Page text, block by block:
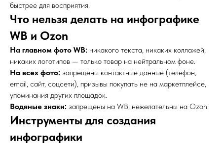
быстрее для восприятия.
Что нельзя делать на инфографике
WB и Ozon
На главном фото WB: никакого текста, никаких коллажей,
никаких логотипов — только товар на нейтральном фоне.
На всех фото: запрещены контактные данные (телефон,
email, сайт, соцсети), призывы покупать не на маркетплейсе,
упоминания других площадок.
Водяные знаки: запрещены на WB, нежелательны на Ozon.
Инструменты для создания
инфографики